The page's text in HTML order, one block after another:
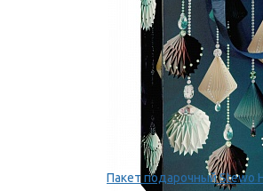
Пакет подарочный Stewo